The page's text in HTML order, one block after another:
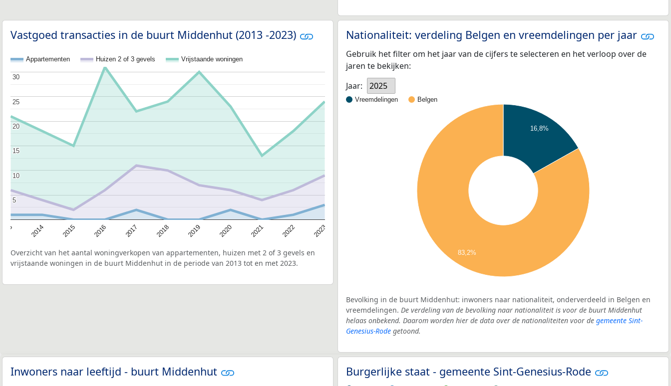
Vastgoed transacties in de buurt Middenhut (2013 -2023)
Appartementen Huizen 2 of 3 gevels Vrijstaande woningen
2014 2015 2016 2017 2018 2019 2020 2021 2022 2023
5
5
10
10
15
15
20
20
25
25
30
30
Overzicht van het aantal woningverkopen van appartementen, huizen met 2 of 3 gevels en
vrijstaande woningen in de buurt Middenhut in de periode van 2013 tot en met 2023.
Nationaliteit: verdeling Belgen en vreemdelingen per jaar
Gebruik het filter om het jaar van de cijfers te selecteren en het verloop over de
jaren te bekijken:
Jaar:
2025
Vreemdelingen Belgen
16,8%
83,2%
Bevolking in de buurt Middenhut: inwoners naar nationaliteit, onderverdeeld in Belgen en
vreemdelingen. De verdeling van de bevolking naar nationaliteit is voor de buurt Middenhut
helaas onbekend. Daarom worden hier de data over de nationaliteiten voor de gemeente Sint-
Genesius-Rode getoond.
Inwoners naar leeftijd - buurt Middenhut Burgerlijke staat - gemeente Sint-Genesius-Rode